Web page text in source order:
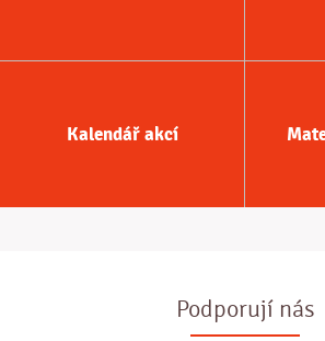
Kalendář akcí
Podporují nás